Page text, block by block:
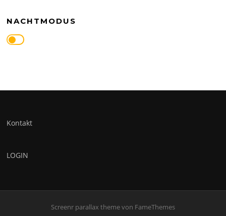
NACHTMODUS
Kontakt
LOGIN
Screenr parallax themevon FameThemes